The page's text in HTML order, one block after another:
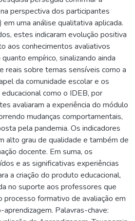
perspectiva dos participantes
uma análise qualitativa aplicada.
estes indicaram evolução positiva
aos conhecimentos avaliativos
empírico, sinalizando ainda
reais sobre temas sensíveis como a
da comunidade escolar e os
como o IDEB, por
avaliaram a experiência do módulo
mudanças comportamentais,
pela pandemia. Os indicadores
alto grau de qualidade e também de
docente. Em suma, os
e as significativas experiências
a criação do produto educacional,
no suporte aos professores que
formativo de avaliação em
Palavras-chave: